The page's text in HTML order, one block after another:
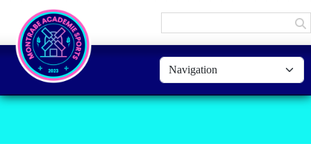
Panneau de gestion des cookies